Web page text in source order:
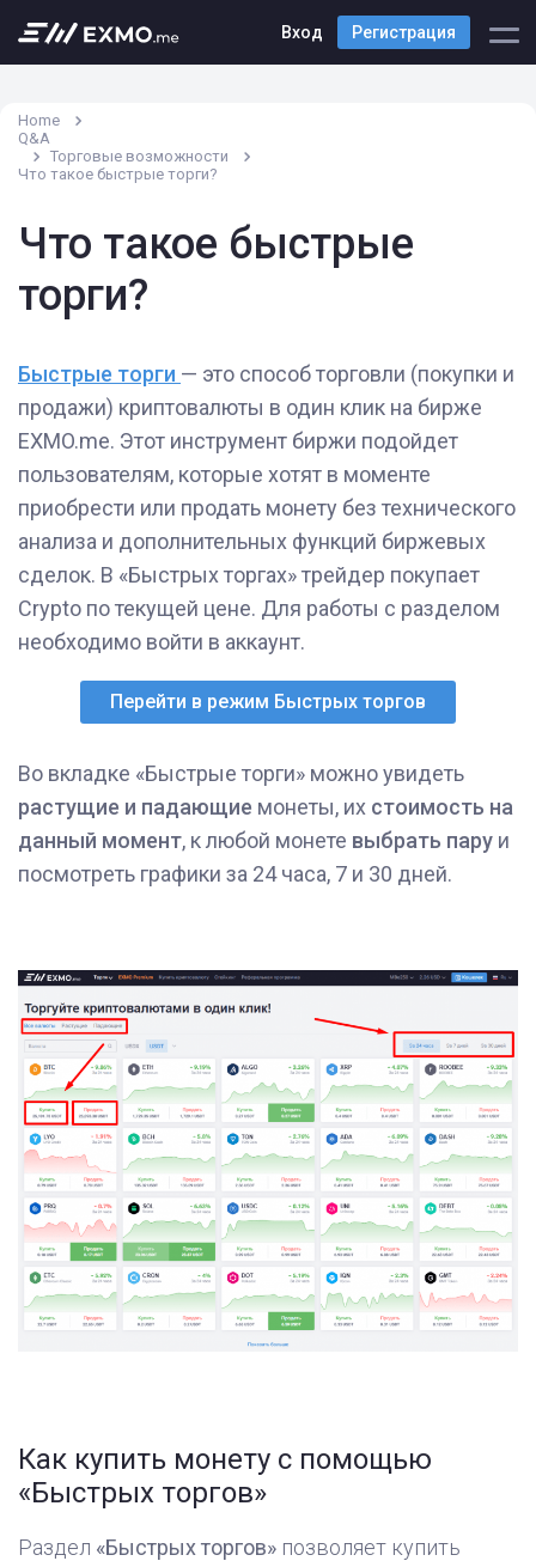
Вход Регистрация
Home
Q&A
Торговые возможности
Что такое быстрые торги?
Что такое быстрые
торги?
Быстрые торги — это способ торговли (покупки и
продажи) криптовалюты в один клик на бирже
EXMO.me. Этот инструмент биржи подойдет
пользователям, которые хотят в моменте
приобрести или продать монету без технического
анализа и дополнительных функций биржевых
сделок. В «‎Быстрых торгах»трейдер покупает
Crypto по текущей цене. Для работы с разделом
необходимо войти в аккаунт.
Перейти в режим Быстрых торгов
Во вкладке «‎Быстрые торги» можно увидеть
растущие и падающие монеты, их стоимость на
данный момент, к любой монете выбрать пару и
посмотреть графики за 24 часа, 7 и 30 дней.
Как купить монету с помощью
«‎Быстрых торгов»
Раздел «‎Быстрых торгов» позволяет купить